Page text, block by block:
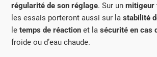
régularité de son réglage. Sur unmitigeur
les essais porteront aussi sur lastabilité
letemps de réaction et lasécurité en cas
froide ou d’eau chaude.